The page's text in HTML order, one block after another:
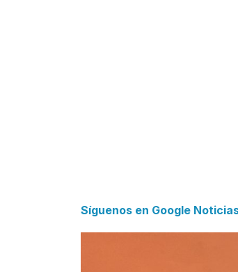
Síguenos en Google